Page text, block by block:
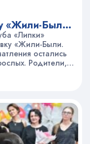
«Жили-Были.
«Липки»
«Жили-Были.
остались
Родители,
в детские
открывалось
интерактивные
и
и…